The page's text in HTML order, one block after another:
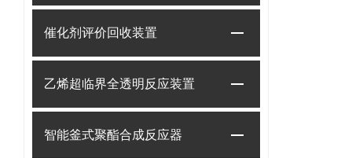
催化剂评价回收装置
乙烯超临界全透明反应装置
智能釜式聚酯合成反应器